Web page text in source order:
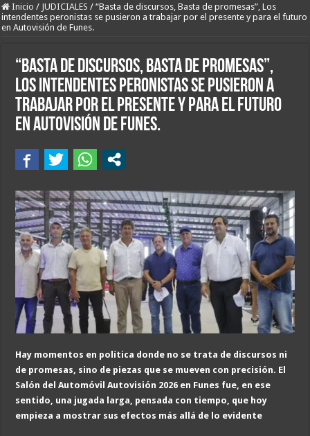
Inicio / JUDICIALES / “Basta de discursos, Basta de promesas”, Los
intendentes peronistas se pusieron a trabajar por el presente y para el futuro
en Autovisión de Funes.
“Basta de discursos, Basta de promesas”,
Los intendentes peronistas se pusieron a
trabajar por el presente y para el futuro
en Autovisión de Funes.
Hay momentos en política donde no se trata de discursos ni
de promesas, sino de piezas que se mueven con precisión. El
Salón del Automóvil Autovisión 2026 en Funes fue, en ese
sentido, una jugada larga, pensada con tiempo, que hoy
empieza a mostrar sus efectos más allá de lo evidente